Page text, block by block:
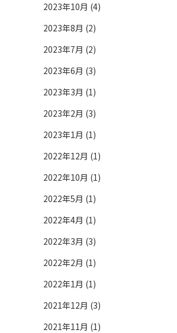
2023年10月 (4)
2023年8月 (2)
2023年7月 (2)
2023年6月 (3)
2023年3月 (1)
2023年2月 (3)
2023年1月 (1)
2022年12月 (1)
2022年10月 (1)
2022年5月 (1)
2022年4月 (1)
2022年3月 (3)
2022年2月 (1)
2022年1月 (1)
2021年12月 (3)
2021年11月 (1)